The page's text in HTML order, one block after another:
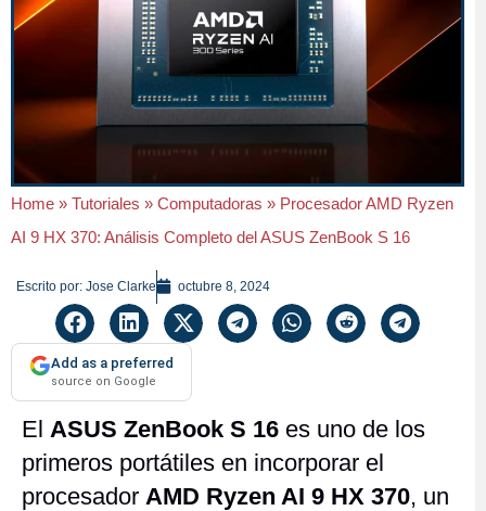
Home » Tutoriales » Computadoras » Procesador AMD Ryzen
AI 9 HX 370: Análisis Completo del ASUS ZenBook S 16
Escrito por: Jose Clarke octubre 8, 2024
Add as a preferred
source on Google
El ASUS ZenBook S 16 es uno de los
primeros portátiles en incorporar el
procesador AMD Ryzen AI 9 HX 370, un